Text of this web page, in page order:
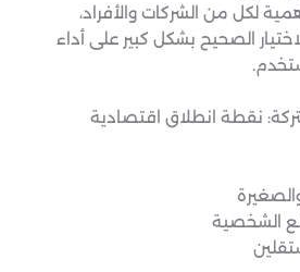
لكل من الشركات والأفراد،
الصحيح بشكل كبير على أداء
نقطة انطلاق اقتصادية
الشخصية